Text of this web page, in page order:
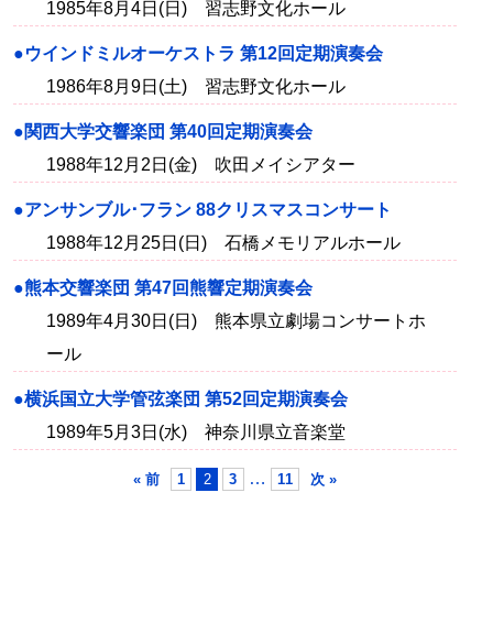
1985年8月4日(日) 習志野文化ホール
●ウインドミルオーケストラ 第12回定期演奏会
1986年8月9日(土) 習志野文化ホール
●関西大学交響楽団 第40回定期演奏会
1988年12月2日(金) 吹田メイシアター
●アンサンブル･フラン 88クリスマスコンサート
1988年12月25日(日) 石橋メモリアルホール
●熊本交響楽団 第47回熊響定期演奏会
1989年4月30日(日) 熊本県立劇場コンサートホ
ール
●横浜国立大学管弦楽団 第52回定期演奏会
1989年5月3日(水) 神奈川県立音楽堂
« 前 1 2 3 … 11 次 »